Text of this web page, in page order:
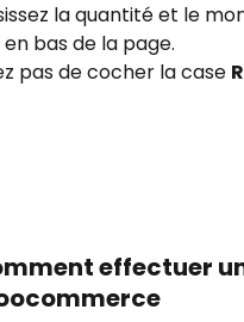
la quantité et le
bas de la page.
pas de cocher la case
effectuer